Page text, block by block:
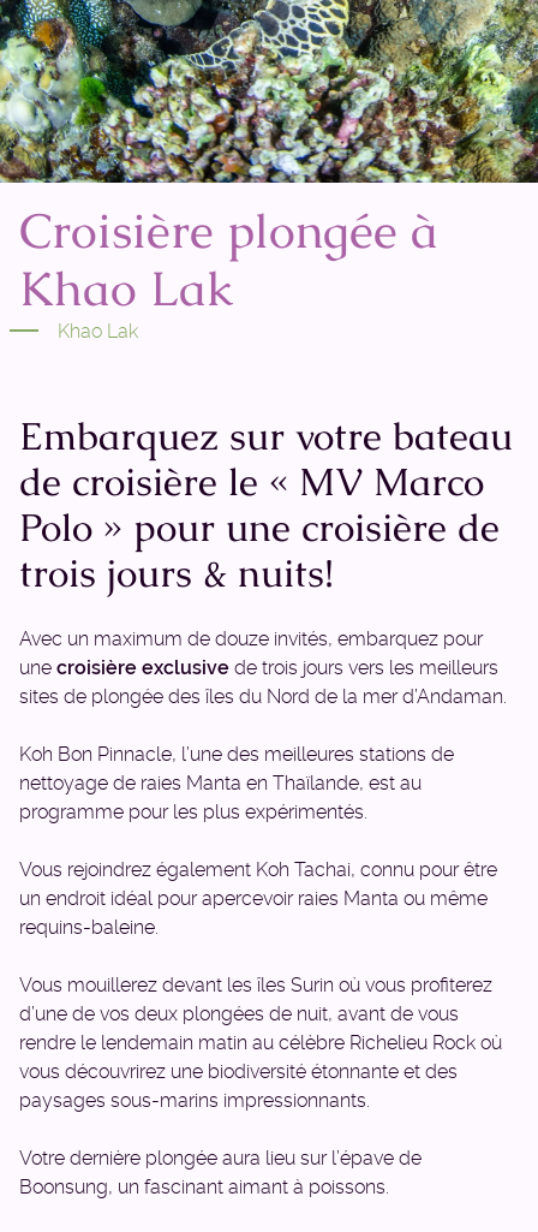
Croisière plongée à
Khao Lak
Khao Lak
Embarquez sur votre bateau
de croisière le « MV Marco
Polo » pour une croisière de
trois jours & nuits!
Avec un maximum de douze invités, embarquez pour
une croisière exclusive de trois jours vers les meilleurs
sites de plongée des îles du Nord de la mer d’Andaman.
Koh Bon Pinnacle, l’une des meilleures stations de
nettoyage de raies Manta en Thaïlande, est au
programme pour les plus expérimentés.
Vous rejoindrez également Koh Tachai, connu pour être
un endroit idéal pour apercevoir raies Manta ou même
requins-baleine.
Vous mouillerez devant les îles Surin où vous profiterez
d’une de vos deux plongées de nuit, avant de vous
rendre le lendemain matin au célèbre Richelieu Rock où
vous découvrirez une biodiversité étonnante et des
paysages sous-marins impressionnants.
Votre dernière plongée aura lieu sur l’épave de
Boonsung, un fascinant aimant à poissons.